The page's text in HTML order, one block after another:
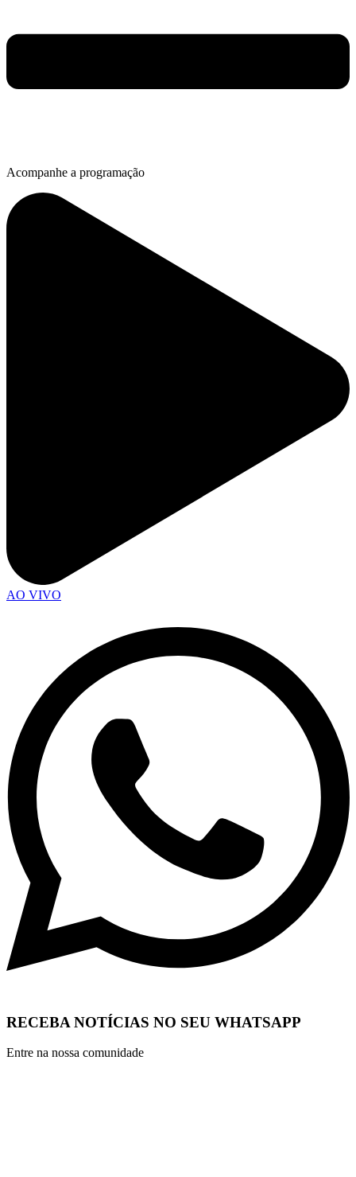
Acompanhe a programação
AO VIVO
RECEBA NOTÍCIAS NO SEU WHATSAPP
Entre na nossa comunidade